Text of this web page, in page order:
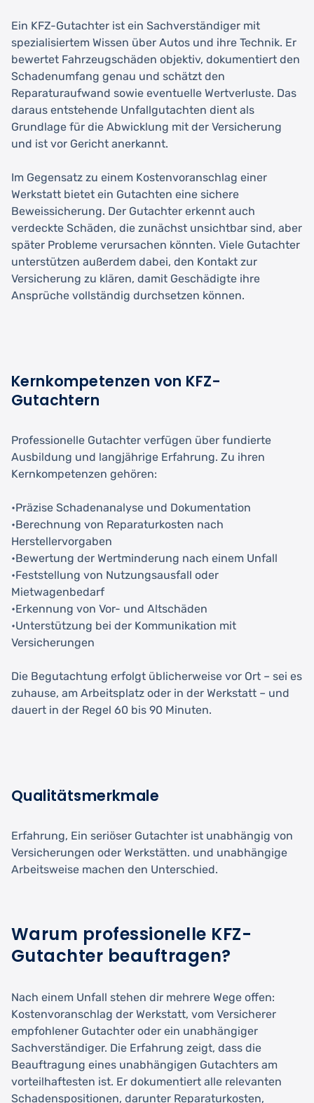
Ein KFZ-Gutachter ist ein Sachverständiger mit
spezialisiertem Wissen über Autos und ihre Technik. Er
bewertet Fahrzeugschäden objektiv, dokumentiert den
Schadenumfang genau und schätzt den
Reparaturaufwand sowie eventuelle Wertverluste. Das
daraus entstehende Unfallgutachten dient als
Grundlage für die Abwicklung mit der Versicherung
und ist vor Gericht anerkannt.
Im Gegensatz zu einem Kostenvoranschlag einer
Werkstatt bietet ein Gutachten eine sichere
Beweissicherung. Der Gutachter erkennt auch
verdeckte Schäden, die zunächst unsichtbar sind, aber
später Probleme verursachen könnten. Viele Gutachter
unterstützen außerdem dabei, den Kontakt zur
Versicherung zu klären, damit Geschädigte ihre
Ansprüche vollständig durchsetzen können.
Kernkompetenzen von KFZ-
Gutachtern
Professionelle Gutachter verfügen über fundierte
Ausbildung und langjährige Erfahrung. Zu ihren
Kernkompetenzen gehören:
•Präzise Schadenanalyse und Dokumentation
•Berechnung von Reparaturkosten nach
Herstellervorgaben
•Bewertung der Wertminderung nach einem Unfall
•Feststellung von Nutzungsausfall oder
Mietwagenbedarf
•Erkennung von Vor- und Altschäden
•Unterstützung bei der Kommunikation mit
Versicherungen
Die Begutachtung erfolgt üblicherweise vor Ort – sei es
zuhause, am Arbeitsplatz oder in der Werkstatt – und
dauert in der Regel 60 bis 90 Minuten.
Qualitätsmerkmale
Erfahrung, Ein seriöser Gutachter ist unabhängig von
Versicherungen oder Werkstätten. und unabhängige
Arbeitsweise machen den Unterschied.
Warum professionelle KFZ-
Gutachter beauftragen?
Nach einem Unfall stehen dir mehrere Wege offen:
Kostenvoranschlag der Werkstatt, vom Versicherer
empfohlener Gutachter oder ein unabhängiger
Sachverständiger. Die Erfahrung zeigt, dass die
Beauftragung eines unabhängigen Gutachters am
vorteilhaftesten ist. Er dokumentiert alle relevanten
Schadenspositionen, darunter Reparaturkosten,